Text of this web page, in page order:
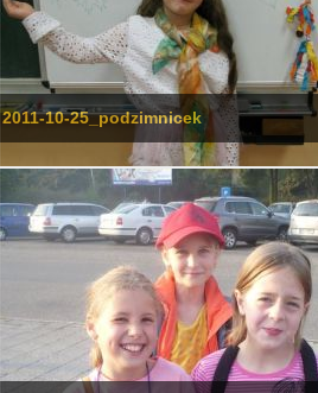
2011-10-25_podzimnicek